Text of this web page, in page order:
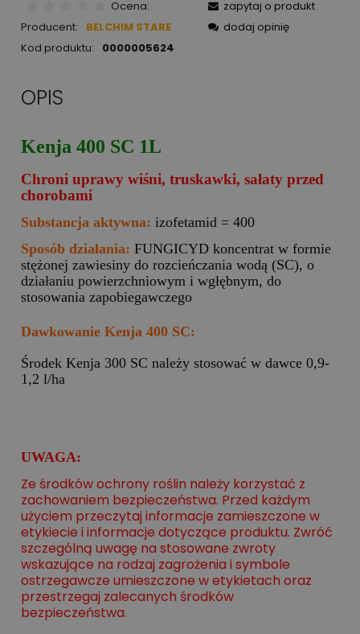
Ocena:
Producent:
BELCHIM STARE
Kod produktu:
0000005624
zapytaj o produkt
dodaj opinię
OPIS
Kenja 400 SC 1L
Chroni uprawy wiśni, truskawki, sałaty przed
chorobami
Substancja aktywna: izofetamid = 400
Sposób działania: FUNGICYD koncentrat w formie
stężonej zawiesiny do rozcieńczania wodą (SC), o
działaniu powierzchniowym i wgłębnym, do
stosowania zapobiegawczego
Dawkowanie Kenja 400 SC:
Środek Kenja 300 SC należy stosować w dawce 0,9-
1,2 l/ha
UWAGA:
Ze środków ochrony roślin należy korzystać z
zachowaniem bezpieczeństwa. Przed każdym
użyciem przeczytaj informacje zamieszczone w
etykiecie i informacje dotyczące produktu. Zwróć
szczególną uwagę na stosowane zwroty
wskazujące na rodzaj zagrożenia i symbole
ostrzegawcze umieszczone w etykietach oraz
przestrzegaj zalecanych środków
bezpieczeństwa.